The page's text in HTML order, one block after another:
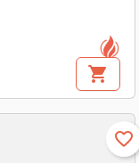
shopping_cart
favorite_border